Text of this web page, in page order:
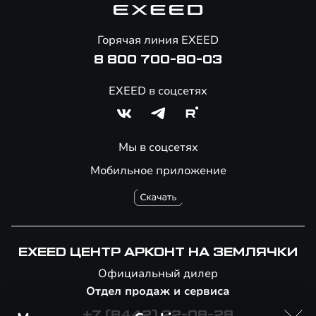
Помощь на дорогах
Мобильное приложение
Горячая линия EXEED
8 800 700-80-03
EXEED в соцсетях
Мы в соцсетях
EXEED ЦЕНТР АРКОНТ НА ЗЕМЛЯЧКИ
Официальный дилер
Отдел продаж и сервиса